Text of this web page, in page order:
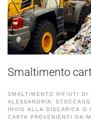
Smaltimento
SMALTIMENTO RIFIUTI DI
ALESSANDRIA:
INVIO ALLA DISCARICA O
CARTA PROVENIENTI DA